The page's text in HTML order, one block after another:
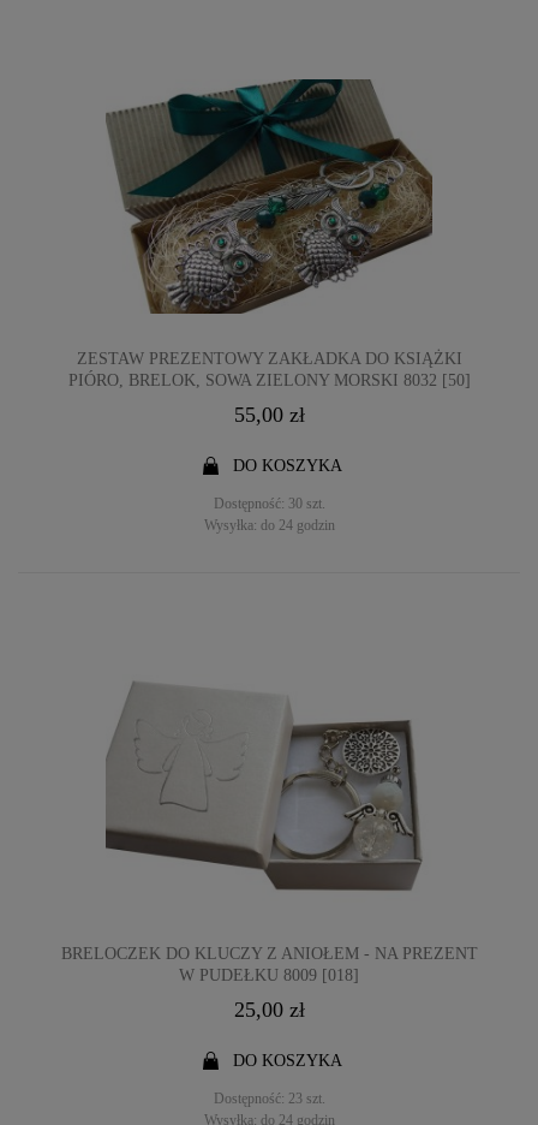
ZESTAW PREZENTOWY ZAKŁADKA DO KSIĄŻKI
PIÓRO, BRELOK, SOWA ZIELONY MORSKI 8032 [50]
55,00 zł
DO KOSZYKA
Dostępność: 30 szt.
Wysyłka: do 24 godzin
BRELOCZEK DO KLUCZY Z ANIOŁEM - NA PREZENT
W PUDEŁKU 8009 [018]
25,00 zł
DO KOSZYKA
Dostępność: 23 szt.
Wysyłka: do 24 godzin